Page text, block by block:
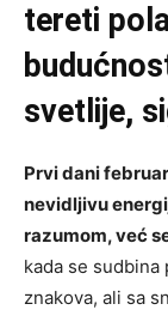
tereti
svetlije,
Prvi dani
nevidljivu
razumom, već
kada se
znakova, ali sa